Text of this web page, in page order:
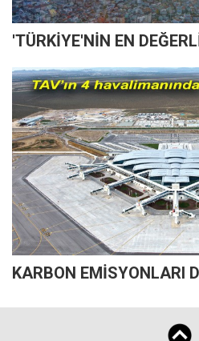
'TÜRKİYE'NİN EN
KARBON EMİSYONLARI